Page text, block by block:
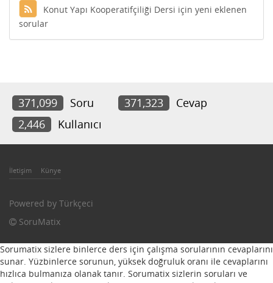
Konut Yapı Kooperatifçiliği Dersi için yeni eklenen
sorular
371,099 Soru 371,323
Cevap
2,446
Kullanıcı
İletişim Künye
Powered by Türkçeci
SoruMatix
Sorumatix sizlere binlerce ders için çalışma sorularının cevaplarını
sunar. Yüzbinlerce sorunun, yüksek doğruluk oranı ile cevaplarını
hızlıca bulmanıza olanak tanır. Sorumatix sizlerin soruları ve